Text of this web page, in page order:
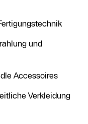
und
Accessoires
Verkleidung